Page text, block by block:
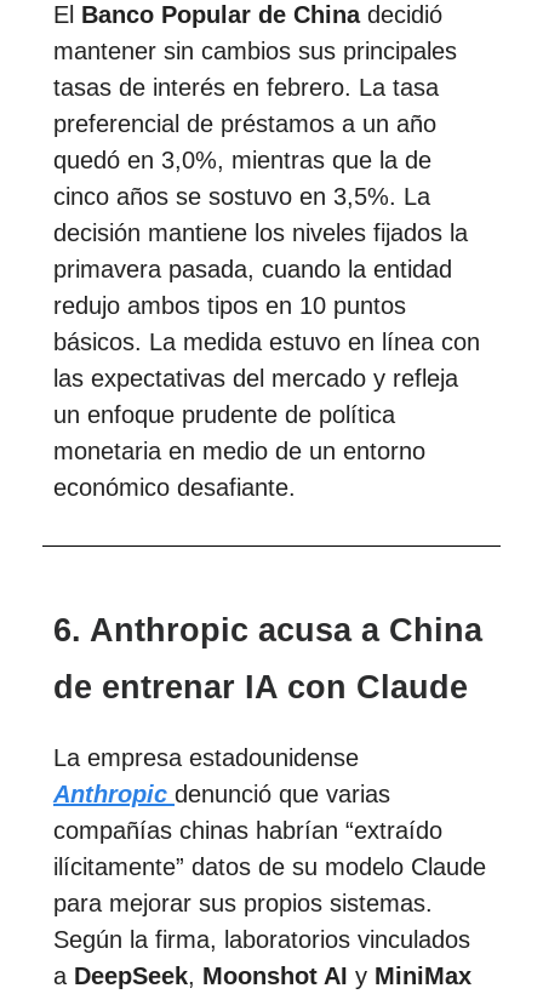
El Banco Popular de Chinadecidió
mantener sin cambios sus principales
tasas de interés en febrero. La tasa
preferencial de préstamos a un año
quedó en 3,0%, mientras que la de
cinco años se sostuvo en 3,5%. La
decisión mantiene los niveles fijados la
primavera pasada, cuando la entidad
redujo ambos tipos en 10 puntos
básicos. La medida estuvo en línea con
las expectativas del mercado y refleja
un enfoque prudente de política
monetaria en medio de un entorno
económico desafiante.
6. Anthropic acusa a China
de entrenar IA con Claude
La empresa estadounidense
Anthropic denunció que varias
compañías chinas habrían “extraído
ilícitamente” datos de su modelo Claude
para mejorar sus propios sistemas.
Según la firma, laboratorios vinculados
a DeepSeek, Moonshot AI y MiniMax